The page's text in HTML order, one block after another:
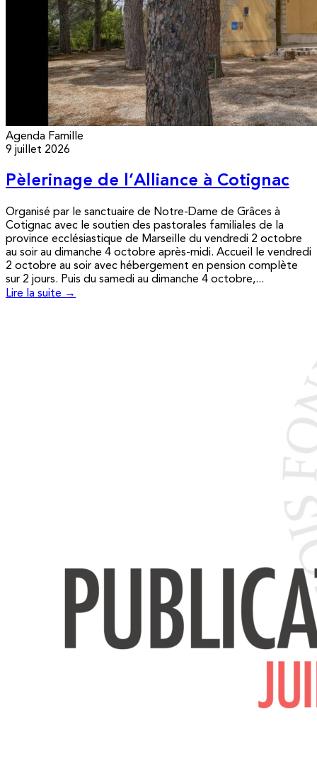
Agenda Famille
9 juillet 2026
Pèlerinage de l’Alliance à Cotignac
Organisé par le sanctuaire de Notre-Dame de Grâces à
Cotignac avec le soutien des pastorales familiales de la
province ecclésiastique de Marseille du vendredi 2 octobre
au soir au dimanche 4 octobre après-midi. Accueil le vendredi
2 octobre au soir avec hébergement en pension complète
sur 2 jours. Puis du samedi au dimanche 4 octobre,...
Lire la suite →